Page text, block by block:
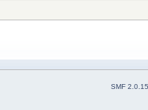
SMF 2.0.15